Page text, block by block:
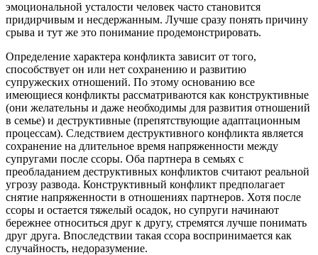
эмоциональной усталости человек часто становится
придирчивым и несдержанным. Лучше сразу понять причину
срыва и тут же это понимание продемонстрировать.
Определение характера конфликта зависит от того,
способствует он или нет сохранению и развитию
супружеских отношений. По этому основанию все
имеющиеся конфликты рассматриваются как конструктивные
(они желательны и даже необходимы для развития отношений
в семье) и деструктивные (препятствующие адаптационным
процессам). Следствием деструктивного конфликта является
сохранение на длительное время напряженности между
супругами после ссоры. Оба партнера в семьях с
преобладанием деструктивных конфликтов считают реальной
угрозу развода. Конструктивный конфликт предполагает
снятие напряженности в отношениях партнеров. Хотя после
ссоры и остается тяжелый осадок, но супруги начинают
бережнее относиться друг к другу, стремятся лучше понимать
друг друга. Впоследствии такая ссора воспринимается как
случайность, недоразумение.